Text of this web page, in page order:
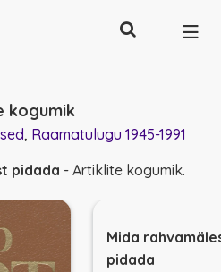
Otsing
kogumik
Raamatulugu 1945-1991
pidada - Artiklite kogumik.
Mida
pidada